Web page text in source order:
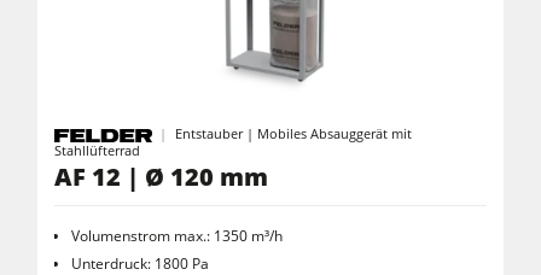
Kantenanleimmaschinen
Entstauber | Mobiles Absauggerät mit
Stahllüfterrad
AF 12 | Ø 120 mm
Volumenstrom max.: 1350 m³/h
Unterdruck: 1800 Pa